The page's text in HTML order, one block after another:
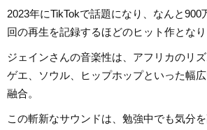
2023年にTikTokで話題になり、なんと900
回の再生を記録するほどのヒット作となり
ジェインさんの音楽性は、アフリカのリ
ゲエ、ソウル、ヒップホップといった幅
融合。
この斬新なサウンドは、勉強中でも気分